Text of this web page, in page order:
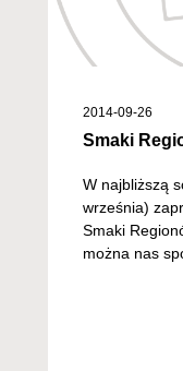
2014-09-26
Smaki
W najbliższą
września)
Smaki
można nas